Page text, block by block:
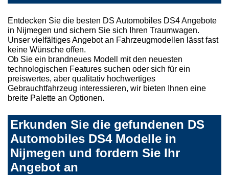
Entdecken Sie die besten DS Automobiles DS4 Angebote
in Nijmegen und sichern Sie sich Ihren Traumwagen.
Unser vielfältiges Angebot an Fahrzeugmodellen lässt fast
keine Wünsche offen.
Ob Sie ein brandneues Modell mit den neuesten
technologischen Features suchen oder sich für ein
preiswertes, aber qualitativ hochwertiges
Gebrauchtfahrzeug interessieren, wir bieten Ihnen eine
breite Palette an Optionen.
Erkunden Sie die gefundenen DS
Automobiles DS4 Modelle in
Nijmegen und fordern Sie Ihr
Angebot an